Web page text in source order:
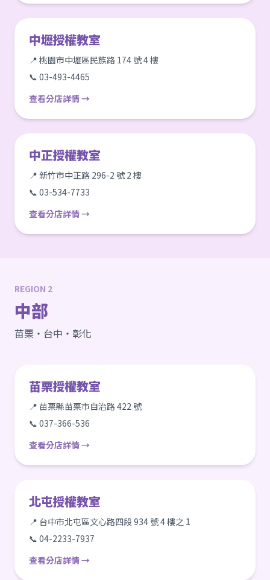
中壢授權教室
📍 桃園市中壢區民族路 174 號 4 樓
📞 03-493-4465
查看分店詳情 →
中正授權教室
📍 新竹市中正路 296-2 號 2 樓
📞 03-534-7733
查看分店詳情 →
REGION 2
中部
苗栗・台中・彰化
苗栗授權教室
📍 苗栗縣苗栗市自治路 422 號
📞 037-366-536
查看分店詳情 →
北屯授權教室
📍 台中市北屯區文心路四段 934 號 4 樓之 1
📞 04-2233-7937
查看分店詳情 →